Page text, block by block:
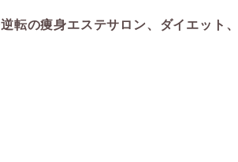
転の痩身エステサロン、ダイエット